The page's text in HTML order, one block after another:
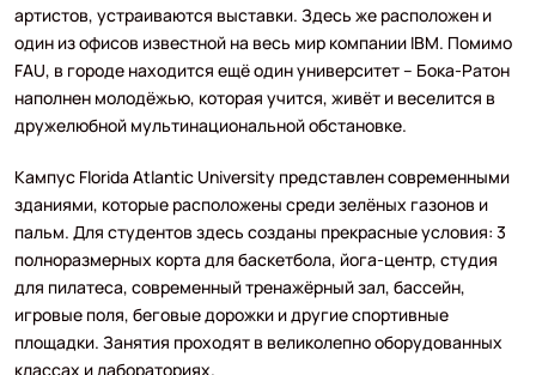
артистов, устраиваются выставки. Здесь же расположен и
один из офисов известной на весь мир компании IBM. Помимо
FAU, в городе находится ещё один университет – Бока-Ратон
наполнен молодёжью, которая учится, живёт и веселится в
дружелюбной мультинациональной обстановке.
Кампус Florida Atlantic University представлен современными
зданиями, которые расположены среди зелёных газонов и
пальм. Для студентов здесь созданы прекрасные условия: 3
полноразмерных корта для баскетбола, йога-центр, студия
для пилатеса, современный тренажёрный зал, бассейн,
игровые поля, беговые дорожки и другие спортивные
площадки. Занятия проходят в великолепно оборудованных
классах и лабораториях.